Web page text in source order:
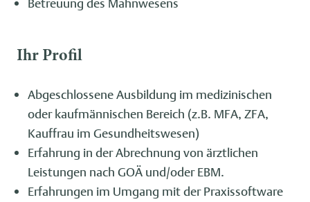
Ihr Profil
Abgeschlossene Ausbildung im medizinischen
oder kaufmännischen Bereich (z.B. MFA, ZFA,
Kauffrau im Gesundheitswesen)
Erfahrung in der Abrechnung von ärztlichen
Leistungen nach GOÄ und/oder EBM.
Erfahrungen im Umgang mit der Praxissoftware